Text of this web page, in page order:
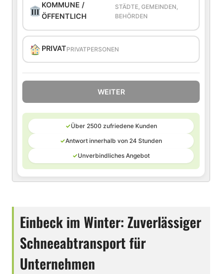
KOMMUNE /
ÖFFENTLICH
STÄDTE, GEMEINDEN,
BEHÖRDEN
PRIVATPRIVATPERSONEN
WEITER
✓Über 2500 zufriedene Kunden
✓Antwort innerhalb von 24 Stunden
✓Unverbindliches Angebot
Einbeck im Winter: Zuverlässiger
Schneeabtransport für
Unternehmen